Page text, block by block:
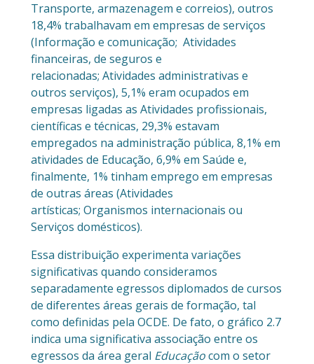
Transporte, armazenagem e correios), outros
18,4% trabalhavam em empresas de serviços
(Informação e comunicação; Atividades
financeiras, de seguros e
relacionadas; Atividades administrativas e
outros serviços), 5,1% eram ocupados em
empresas ligadas as Atividades profissionais,
científicas e técnicas, 29,3% estavam
empregados na administração pública, 8,1% em
atividades de Educação, 6,9% em Saúde e,
finalmente, 1% tinham emprego em empresas
de outras áreas (Atividades
artísticas; Organismos internacionais ou
Serviços domésticos).
Essa distribuição experimenta variações
significativas quando consideramos
separadamente egressos diplomados de cursos
de diferentes áreas gerais de formação, tal
como definidas pela OCDE. De fato, o gráfico 2.7
indica uma significativa associação entre os
egressos da área geral Educaçãocom o setor